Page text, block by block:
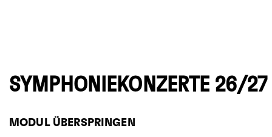
SYMPHONIEKONZERTE 26/27
MODUL ÜBERSPRINGEN